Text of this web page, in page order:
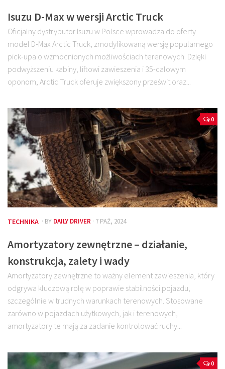
Isuzu D-Max w wersji Arctic Truck
Oficjalny dystrybutor Isuzu w Polsce wprowadza do oferty
model D-Max Arctic Truck, zmodyfikowaną wersję popularnego
pick-upa o wzmocnionych możliwościach terenowych. Dzięki
podwyższeniu kabiny, liftowi zawieszenia i 35-calowym
oponom, Arctic Truck oferuje zwiększony prześwit oraz...
0
TECHNIKA · BY DAILY DRIVER · 7 PAŹ, 2024
Amortyzatory zewnętrzne – działanie,
konstrukcja, zalety i wady
Amortyzatory zewnętrzne to ważny element zawieszenia, który
odgrywa kluczową rolę w poprawie stabilności pojazdu,
szczególnie w trudnych warunkach terenowych. Stosowane
zarówno w pojazdach użytkowych, jak i terenowych,
amortyzatory te mają za zadanie kontrolować ruchy...
0